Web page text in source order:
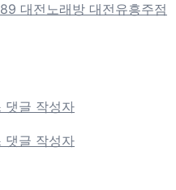
대전노래방 대전유흥주점
댓글 작성자
댓글 작성자